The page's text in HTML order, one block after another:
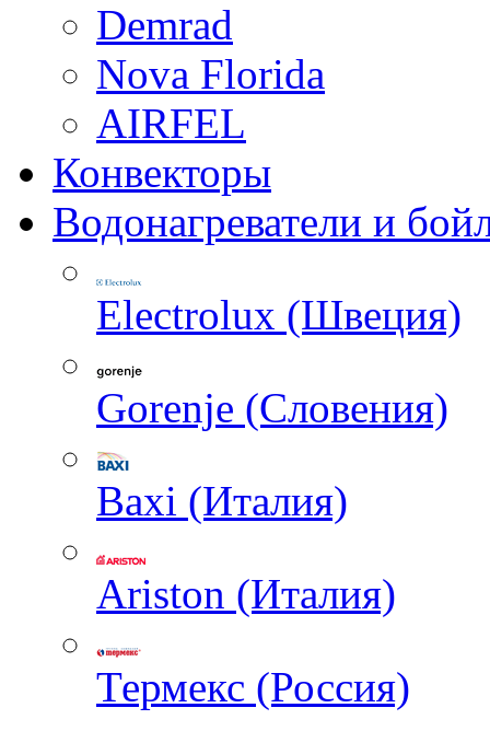
Demrad
Nova Florida
AIRFEL
Конвекторы
Водонагреватели и
Electrolux (Швеция)
Gorenje (Словения)
Baxi (Италия)
Ariston (Италия)
Термекс (Россия)